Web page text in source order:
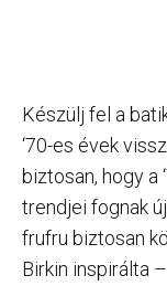
Készülj fel a
‘70-es évek
biztosan, hogy a
trendjei fognak
frufru biztosan
Birkin inspirálta